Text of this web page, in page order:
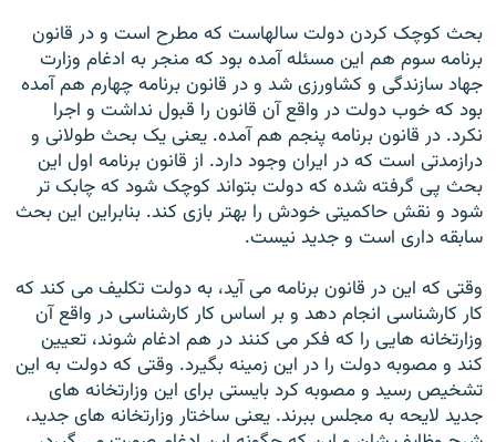
بحث کوچک کردن دولت سالهاست که مطرح است و در قانون
برنامه سوم هم این مسئله آمده بود که منجر به ادغام وزارت
جهاد سازندگى و کشاورزى شد و در قانون برنامه چهارم هم آمده
بود که خوب دولت در واقع آن قانون را قبول نداشت و اجرا
نکرد. در قانون برنامه پنجم هم آمده. یعنى یک بحث طولانى و
درازمدتى است که در ایران وجود دارد. از قانون برنامه اول این
بحث پى گرفته شده که دولت بتواند کوچک شود که چابک تر
شود و نقش حاکمیتى خودش را بهتر بازى کند. بنابراین این بحث
سابقه دارى است و جدید نیست.
وقتى که این در قانون برنامه مى آید، به دولت تکلیف مى کند که
کار کارشناسى انجام دهد و بر اساس کار کارشناسى در واقع آن
وزارتخانه هایى را که فکر مى کنند در هم ادغام شوند، تعیین
کند و مصوبه دولت را در این زمینه بگیرد. وقتى که دولت به این
تشخیص رسید و مصوبه کرد بایستى براى این وزارتخانه هاى
جدید لایحه به مجلس ببرند. یعنى ساختار وزارتخانه هاى جدید،